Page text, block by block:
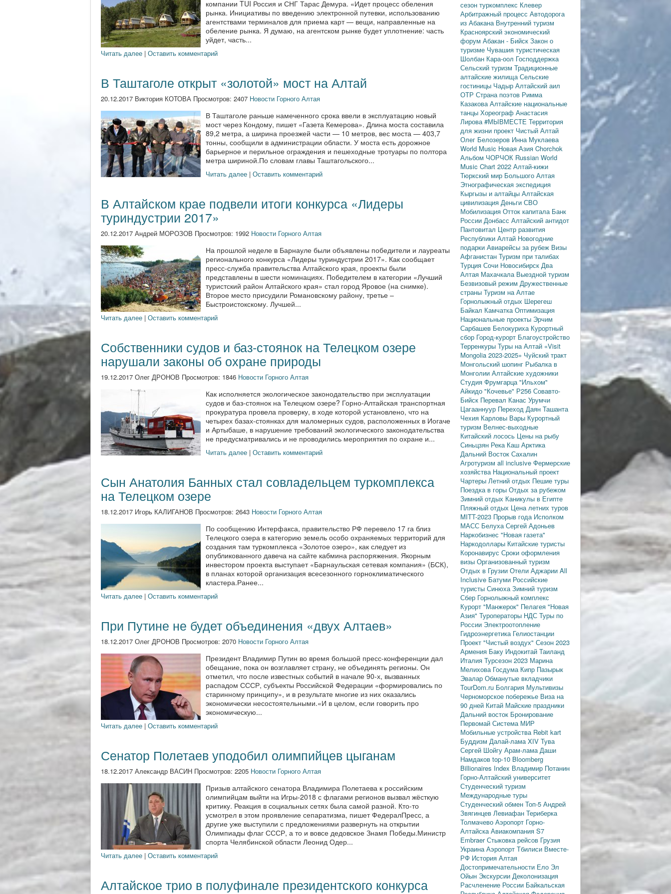
компании TUI Россия и СНГ Тарас Демура. «Идет процесс обеления
рынка. Инициативы по введению электронной путевки, использованию
агентствами терминалов для приема карт — вещи, направленные на
обеление рынка. Я думаю, на агентском рынке будет уплотнение: часть
уйдет, часть...
Читать далее | Оставить комментарий
В Таштаголе открыт «золотой» мост на Алтай
20.12.2017 Виктория КОТОВА Просмотров: 2407 Новости Горного Алтая
В Таштаголе раньше намеченного срока ввели в эксплуатацию новый
мост через Кондому, пишет «Газета Кемерова». Длина моста составила
89,2 метра, а ширина проезжей части — 10 метров, вес моста — 403,7
тонны, сообщили в администрации области. У моста есть дорожное
барьерное и перильное ограждения и пешеходные тротуары по полтора
метра шириной.По словам главы Таштагольского...
Читать далее | Оставить комментарий
В Алтайском крае подвели итоги конкурса «Лидеры
туриндустрии 2017»
20.12.2017 Андрей МОРОЗОВ Просмотров: 1992 Новости Горного Алтая
На прошлой неделе в Барнауле были объявлены победители и лауреаты
регионального конкурса «Лидеры туриндустрии 2017». Как сообщает
пресс-служба правительства Алтайского края, проекты были
представлены в шести номинациях. Победителем в категории «Лучший
туристский район Алтайского края» стал город Яровое (на снимке).
Второе место присудили Романовскому району, третье –
Быстроистокскому. Лучшей...
Читать далее | Оставить комментарий
Собственники судов и баз-стоянок на Телецком озере
нарушали законы об охране природы
19.12.2017 Олег ДРОНОВ Просмотров: 1846 Новости Горного Алтая
Как исполняется экологическое законодательство при эксплуатации
судов и баз-стоянок на Телецком озере? Горно-Алтайская транспортная
прокуратура провела проверку, в ходе которой установлено, что на
четырех базах-стоянках для маломерных судов, расположенных в Иогаче
и Артыбаше, в нарушение требований экологического законодательства
не предусматривались и не проводились мероприятия по охране и...
Читать далее | Оставить комментарий
Сын Анатолия Банных стал совладельцем туркомплекса
на Телецком озере
18.12.2017 Игорь КАЛИГАНОВ Просмотров: 2643 Новости Горного Алтая
По сообщению Интерфакса, правительство РФ перевело 17 га близ
Телецкого озера в категорию земель особо охраняемых территорий для
создания там туркомплекса «Золотое озеро», как следует из
опубликованного давеча на сайте кабмина распоряжения. Якорным
инвестором проекта выступает «Барнаульская сетевая компания» (БСК),
в планах которой организация всесезонного горноклиматического
кластера.Ранее...
Читать далее | Оставить комментарий
При Путине не будет объединения «двух Алтаев»
18.12.2017 Олег ДРОНОВ Просмотров: 2070 Новости Горного Алтая
Президент Владимир Путин во время большой пресс-конференции дал
обещание, пока он возглавляет страну, не объединять регионы. Он
отметил, что после известных событий в начале 90-х, вызванных
распадом СССР, субъекты Российской Федерации «формировались по
старинному принципу», и в результате многие из них оказались
экономически несостоятельными.«И в целом, если говорить про
экономическую...
Читать далее | Оставить комментарий
Сенатор Полетаев уподобил олимпийцев цыганам
18.12.2017 Александр ВАСИН Просмотров: 2205 Новости Горного Алтая
Призыв алтайского сенатора Владимира Полетаева к российским
олимпийцам выйти на Игры-2018 с флагами регионов вызвал жёсткую
критику. Реакция в социальных сетях была самой разной. Кто-то
усмотрел в этом проявление сепаратизма, пишет ФедералПресс, а
другие уже выступили с предложениями развернуть на открытии
Олимпиады флаг СССР, а то и вовсе дедовское Знамя Победы.Министр
спорта Челябинской области Леонид Одер...
Читать далее | Оставить комментарий
Алтайское трио в полуфинале президентского конкурса
сезон туркомплекс Клевер
Арбитражный процесс Автодорога
из Абакана Внутренний туризм
Красноярский экономический
форум Абакан - Бийск Закон о
туризме Чувашия туристическая
Шолбан Кара-оол Господдержка
Сельский туризм Традиционные
алтайские жилищаСельские
гостиницы Чадыр Алтайский аил
ОТР Страна поэтов Римма
КазаковаАлтайские национальные
танцы Хореограф Анастасия
Лирова#МЫВМЕСТЕ Территория
для жизни проект Чистый Алтай
Олег Белозеров Инна Муклаева
World Music Новая Азия Chorchok
Альбом ЧОРЧОК Russian World
Music Chart 2022 Алтай-кижи
Тюркский мир Большого Алтая
Этнографическая экспедиция
Кыргызы и алтайцы Алтайская
цивилизация Деньги СВО
Мобилизация Отток капитала Банк
России Донбасс Алтайский антидот
Пантовитал Центр развития
Республики Алтай Новогодние
подарки Авиарейсы за рубеж Визы
Афганистан Туризм при талибах
Турция Сочи Новосибирск Два
Алтая Махачкала Выездной туризм
Безвизовый режим Дружественные
страны Туризм на Алтае
Горнолыжный отдых Шерегеш
Байкал КамчаткаОптимизация
Национальные проекты Эрчим
Сарбашев Белокуриха Курортный
сбор Город-курорт Благоустройство
Терренкуры Туры на Алтай «Visit
Mongolia 2023-2025» Чуйский тракт
Монгольский шопинг Рыбалка в
Монголии Алтайские художники
Студия Фрумгарца"Ильхом"
Айкидо "Кочевье" Р256 Совавто-
Бийск Перевал Канас Урумчи
Цагааннуур Переход Даян Ташанта
Чехия Карловы Вары Курортный
туризм Велнес-выходные
Китайский лосось Цены на рыбу
Синьцзян Река Каш Арктика
Дальний Восток Сахалин
Агротуризм all inclusive Фермерские
хозяйства Национальный проект
Чартеры Летний отдых Пешие туры
Поездка в горы Отдых за рубежом
Зимний отдых Каникулы в Египте
Пляжный отдых Цена летних туров
MITT-2023 Прорыв года Исполком
МАСС БелухаСергей Адоньев
Наркобизнес "Новая газета"
Наркодоллары Китайские туристы
Коронавирус Сроки оформления
визы Организованный туризм
Отдых в Грузии Отели Аджарии All
Inclusive Батуми Российские
туристы СинюхаЗимний туризм
Сбер Горнолыжный комплекс
Курорт "Манжерок" Пелагея "Новая
Азия" Туроператоры НДС Туры по
России Электроотопление
Гидроэнергетика Гелиостанции
Проект "Чистый воздух" Сезон 2023
Армения Баку Индокитай Таиланд
Италия Турсезон 2023 Марина
Мелихова Госдума Кипр Пазырык
Эвалар Обманутые вкладчики
TourDom.ru Болгария Мультивизы
Черноморское побережье Виза на
90 дней Китай Майские праздники
Дальний восток Бронирование
Первомай Система МИР
Мобильные устройства Rebit kart
Буддизм Далай-лама XIV Тува
Сергей Шойгу Арам-ламаДаши
Намдаков top-10 Bloomberg
Billionaires Index Владимир Потанин
Горно-Алтайский университет
Студенческий туризм
Международные туры
Студенческий обмен Топ-5 Андрей
Звягинцев Левиафан Териберка
Толмачево Аэропорт Горно-
АлтайскаАвиакомпания S7
EmbraerСтыковка рейсов Грузия
УкраинаАэропорт Тбилиси Вместе-
РФ История Алтая
Достопримечательности Ело Эл
Ойын Экскурсии Деколонизация
Расчленение России Байкальская